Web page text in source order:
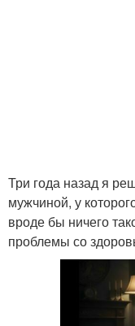
Три года назад я
мужчиной, у
вроде бы ничего
проблемы со